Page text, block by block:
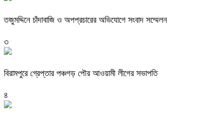
তজুমদ্দিনে চাঁদাবাজি ও অপপ্রচারের অভিযোগে সংবাদ সম্মেলন
৩
বিরামপুরে গ্রেপ্তার পঞ্চগড় পৌর আওয়ামী লীগের সভাপতি
৪